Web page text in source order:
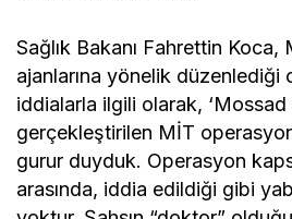
Sağlık Bakanı Fahrettin Koca,
ajanlarına yönelik düzenlediği
iddialarla ilgili olarak, ‘Mossad
gerçekleştirilen MİT
gurur duyduk. Operasyon
arasında, iddia edildiği gibi